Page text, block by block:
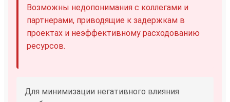
Возможны недопонимания с коллегами и
партнерами, приводящие к задержкам в
проектах и неэффективному расходованию
ресурсов.
Для минимизации негативного влияния